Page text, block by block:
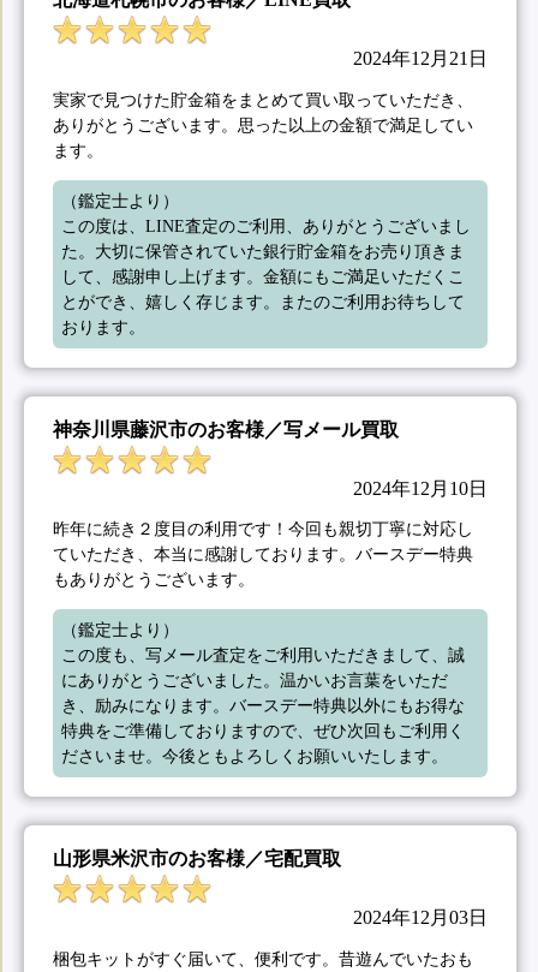
2024年12月21日
実家で見つけた貯金箱をまとめて買い取っていただき、
ありがとうございます。思った以上の金額で満足してい
ます。
（鑑定士より）
この度は、LINE査定のご利用、ありがとうございまし
た。大切に保管されていた銀行貯金箱をお売り頂きま
して、感謝申し上げます。金額にもご満足いただくこ
とができ、嬉しく存じます。またのご利用お待ちして
おります。
神奈川県藤沢市のお客様／写メール買取
2024年12月10日
昨年に続き２度目の利用です！今回も親切丁寧に対応し
ていただき、本当に感謝しております。バースデー特典
もありがとうございます。
（鑑定士より）
この度も、写メール査定をご利用いただきまして、誠
にありがとうございました。温かいお言葉をいただ
き、励みになります。バースデー特典以外にもお得な
特典をご準備しておりますので、ぜひ次回もご利用く
ださいませ。今後ともよろしくお願いいたします。
山形県米沢市のお客様／宅配買取
2024年12月03日
梱包キットがすぐ届いて、便利です。昔遊んでいたおも